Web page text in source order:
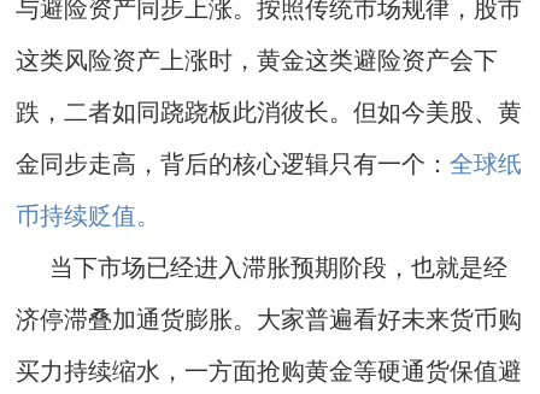
与避险资产同步上涨。按照传统市场规律，股市
这类风险资产上涨时，黄金这类避险资产会下
跌，二者如同跷跷板此消彼长。但如今美股、黄
金同步走高，背后的核心逻辑只有一个：全球纸
币持续贬值。
当下市场已经进入滞胀预期阶段，也就是经
济停滞叠加通货膨胀。大家普遍看好未来货币购
买力持续缩水，一方面抢购黄金等硬通货保值避